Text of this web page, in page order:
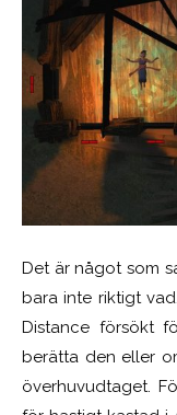
Det är något som
bara inte riktigt
Distance försökt
berätta den eller
överhuvudtaget.